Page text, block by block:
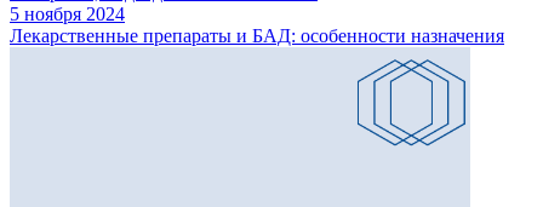
5 ноября 2024
Лекарственные препараты и БАД: особенности назначения